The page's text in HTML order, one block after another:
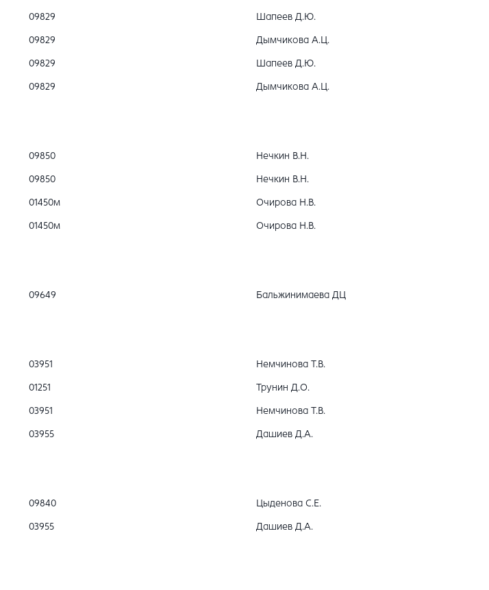
09829 Шапеев Д.Ю.
09829 Дымчикова А.Ц.
09829 Шапеев Д.Ю.
09829 Дымчикова А.Ц.
09850 Нечкин В.Н.
09850 Нечкин В.Н.
01450м Очирова Н.В.
01450м Очирова Н.В.
09649 Бальжинимаева ДЦ
03951 Немчинова Т.В.
01251 Трунин Д.О.
03951 Немчинова Т.В.
03955 Дашиев Д.А.
09840 Цыденова С.Е.
03955 Дашиев Д.А.